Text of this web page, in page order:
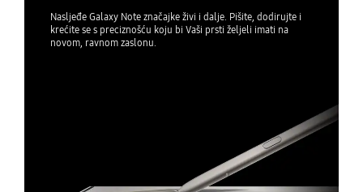
Nasljeđe Galaxy Note značajke živi i dalje. Pišite, dodirujte i
krećite se s preciznošću koju bi Vaši prsti željeli imati na
novom, ravnom zaslonu.